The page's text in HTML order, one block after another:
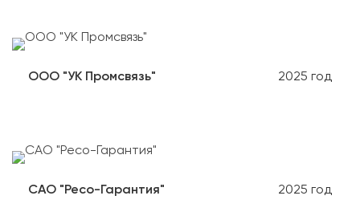
ООО "УК Промсвязь" 2025 год
САО "Ресо-Гарантия" 2025 год